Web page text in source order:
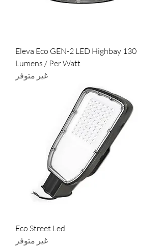
Eleva Eco GEN-2 LED Highbay 130
Lumens / Per Watt
غير متوفر
Eco Street Led
غير متوفر